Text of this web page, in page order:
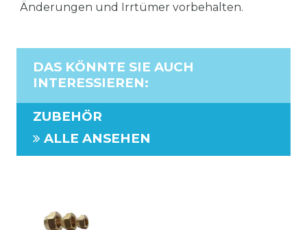
Änderungen und Irrtümer vorbehalten.
DAS KÖNNTE SIE AUCH
INTERESSIEREN:
ZUBEHÖR
ALLE ANSEHEN